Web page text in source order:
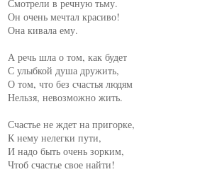
Смотрели в речную тьму.
Он очень мечтал красиво!
Она кивала ему.
А речь шла о том, как будет
С улыбкой душа дружить,
О том, что без счастья людям
Нельзя, невозможно жить.
Счастье не ждет на пригорке,
К нему нелегки пути,
И надо быть очень зорким,
Чтоб счастье свое найти!